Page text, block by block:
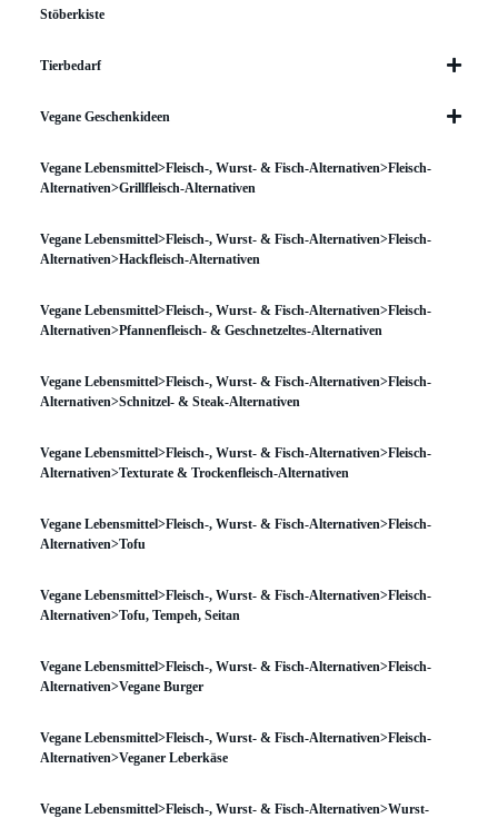
Stöberkiste
Tierbedarf
Vegane Geschenkideen
Vegane Lebensmittel>Fleisch-, Wurst- & Fisch-Alternativen>Fleisch-
Alternativen>Grillfleisch-Alternativen
Vegane Lebensmittel>Fleisch-, Wurst- & Fisch-Alternativen>Fleisch-
Alternativen>Hackfleisch-Alternativen
Vegane Lebensmittel>Fleisch-, Wurst- & Fisch-Alternativen>Fleisch-
Alternativen>Pfannenfleisch- & Geschnetzeltes-Alternativen
Vegane Lebensmittel>Fleisch-, Wurst- & Fisch-Alternativen>Fleisch-
Alternativen>Schnitzel- & Steak-Alternativen
Vegane Lebensmittel>Fleisch-, Wurst- & Fisch-Alternativen>Fleisch-
Alternativen>Texturate & Trockenfleisch-Alternativen
Vegane Lebensmittel>Fleisch-, Wurst- & Fisch-Alternativen>Fleisch-
Alternativen>Tofu
Vegane Lebensmittel>Fleisch-, Wurst- & Fisch-Alternativen>Fleisch-
Alternativen>Tofu, Tempeh, Seitan
Vegane Lebensmittel>Fleisch-, Wurst- & Fisch-Alternativen>Fleisch-
Alternativen>Vegane Burger
Vegane Lebensmittel>Fleisch-, Wurst- & Fisch-Alternativen>Fleisch-
Alternativen>Veganer Leberkäse
Vegane Lebensmittel>Fleisch-, Wurst- & Fisch-Alternativen>Wurst-